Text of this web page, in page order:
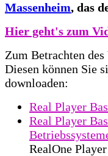
Massenheim, das
Hier geht's zum
Zum Betrachten
Diesen können Sie
downloaden:
Real Player
Real Player
RealOne